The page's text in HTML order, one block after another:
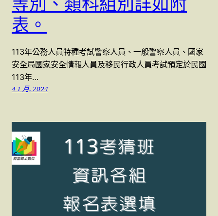
表。
113年公務人員特種考試警察人員、一般警察人員、國家
安全局國家安全情報人員及移民行政人員考試預定於民國
113年…
4 1 月, 2024